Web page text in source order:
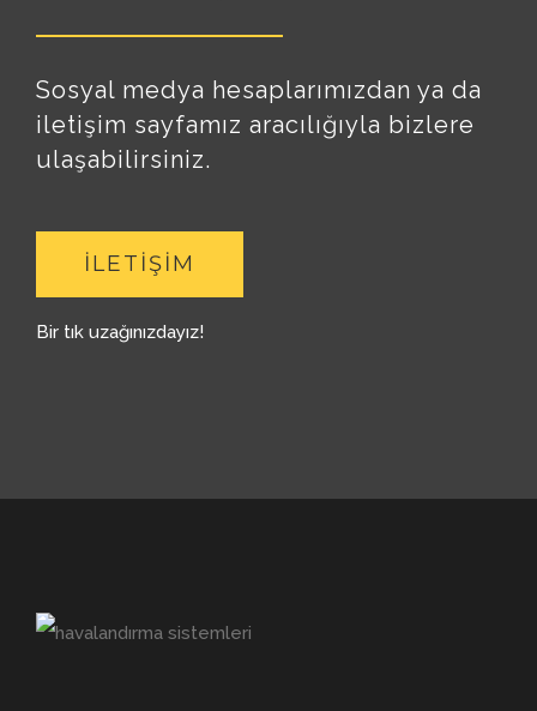
Sosyal medya hesaplarımızdan ya da
iletişim sayfamız aracılığıyla bizlere
ulaşabilirsiniz.
İLETIŞIM
Bir tık uzağınızdayız!